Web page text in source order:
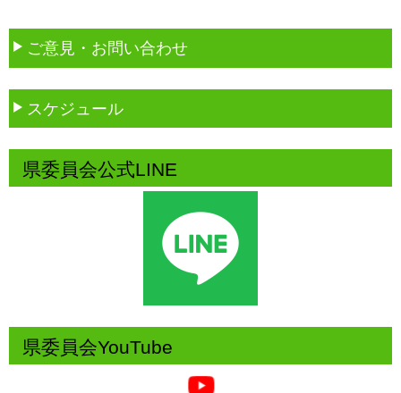
ご意見・お問い合わせ
スケジュール
県委員会公式LINE
県委員会YouTube